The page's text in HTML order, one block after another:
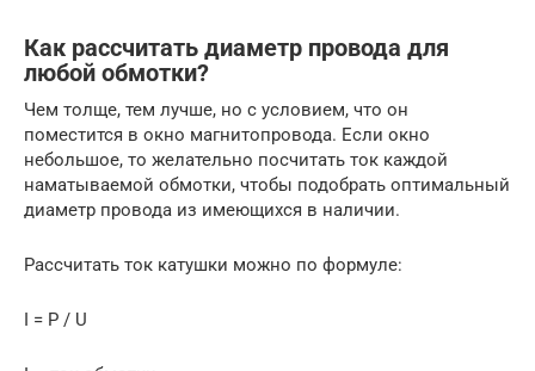
Как рассчитать диаметр провода для
любой обмотки?
Чем толще, тем лучше, но с условием, что он
поместится в окно магнитопровода. Если окно
небольшое, то желательно посчитать ток каждой
наматываемой обмотки, чтобы подобрать оптимальный
диаметр провода из имеющихся в наличии.
Рассчитать ток катушки можно по формуле:
I = P / U